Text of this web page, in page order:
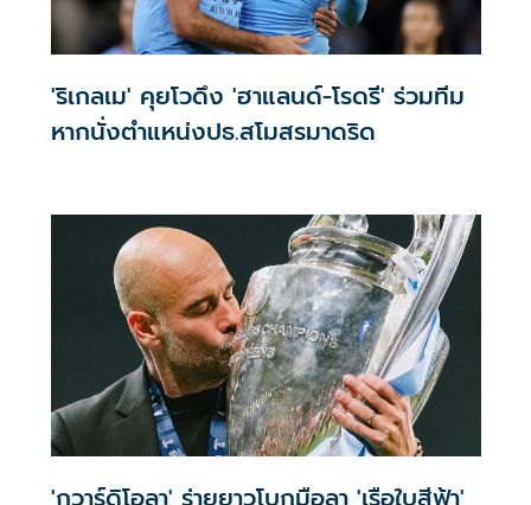
'ริเกลเม' คุยโวดึง 'ฮาแลนด์-โรดรี' ร่วมทีม
หากนั่งตำแหน่งปธ.สโมสรมาดริด